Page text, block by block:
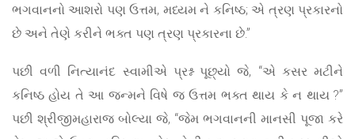
ભગવાનનો આશરો પણ ઉત્તમ, મધ્યમ ને કનિષ્ઠ; એ ત્રણ પ્રકારનો
છે અને તેણે કરીને ભક્ત પણ ત્રણ પ્રકારના છે.”
પછી વળી નિત્યાનંદ સ્વામીએ પ્રશ્ન પૂછ્યો જે, “એ કસર મટીને
કનિષ્ઠ હોય તે આ જન્મને વિષે જ ઉત્તમ ભક્ત થાય કે ન થાય ?”
પછી શ્રીજીમહારાજ બોલ્યા જે, “જેમ ભગવાનની માનસી પૂજા કરે